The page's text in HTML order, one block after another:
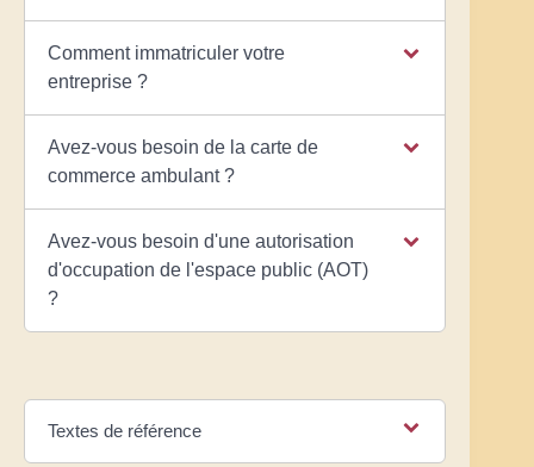
Comment immatriculer votre
entreprise ?
Avez-vous besoin de la carte de
commerce ambulant ?
Avez-vous besoin d'une autorisation
d'occupation de l'espace public (AOT)
?
Textes de référence